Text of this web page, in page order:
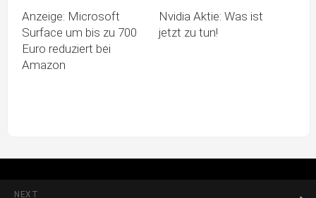
Anzeige: Microsoft
Surface um bis zu 700
Euro reduziert bei
Amazon
Nvidia Aktie: Was ist
jetzt zu tun!
NEXT